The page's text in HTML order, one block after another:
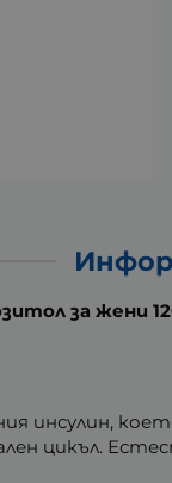
за жени
инсулин,
цикъл.